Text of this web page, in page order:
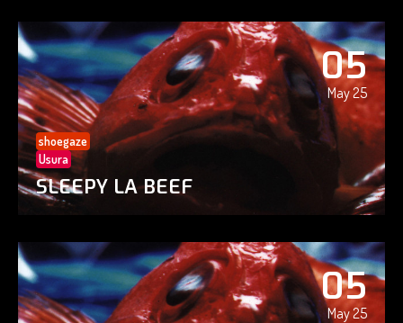
05
May 25
shoegaze
Usura
SLEEPY LA BEEF
05
May 25